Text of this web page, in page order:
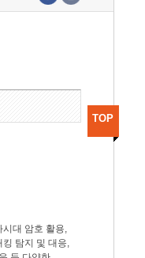
시대 암호 활용,
킹 탐지 및 대응,
TOP